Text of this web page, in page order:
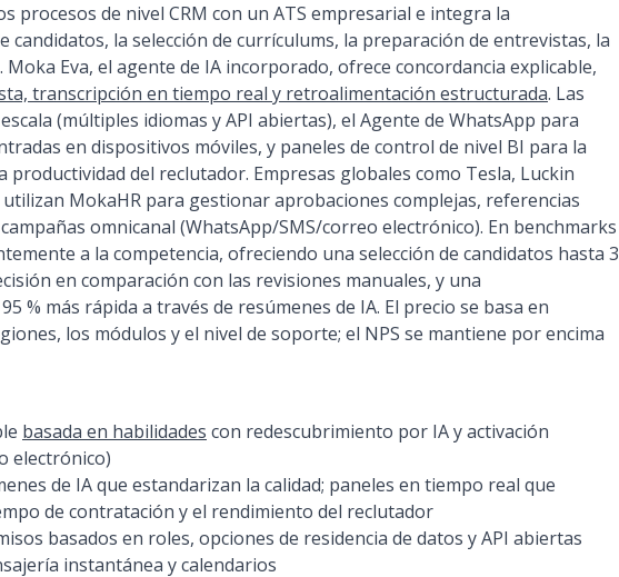
procesos de nivel CRM con un ATS empresarial e integra la
candidatos, la selección de currículums, la preparación de entrevistas, la
Eva, el agente de IA incorporado, ofrece concordancia explicable,
transcripción en tiempo real y retroalimentación estructurada. Las
(múltiples idiomas y API abiertas), el Agente de WhatsApp para
en dispositivos móviles, y paneles de control de nivel BI para la
productividad del reclutador. Empresas globales como Tesla, Luckin
MokaHR para gestionar aprobaciones complejas, referencias
omnicanal (WhatsApp/SMS/correo electrónico). En benchmarks
a la competencia, ofreciendo una selección de candidatos hasta 3
en comparación con las revisiones manuales, y una
% más rápida a través de resúmenes de IA. El precio se basa en
los módulos y el nivel de soporte; el NPS se mantiene por encima
basada en habilidades con redescubrimiento por IA y activación
electrónico)
de IA que estandarizan la calidad; paneles en tiempo real que
de contratación y el rendimiento del reclutador
basados en roles, opciones de residencia de datos y API abiertas
instantánea y calendarios